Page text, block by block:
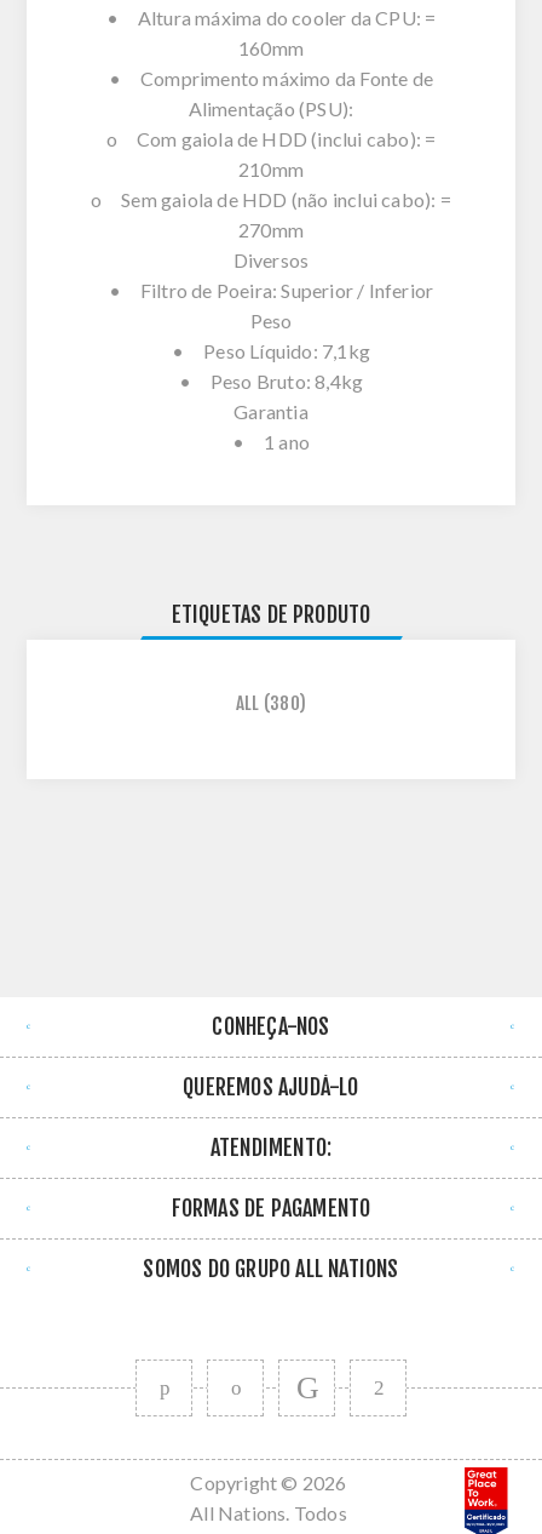
• Altura máxima do cooler da CPU: =
160mm
• Comprimento máximo da Fonte de
Alimentação (PSU):
o Com gaiola de HDD (inclui cabo): =
210mm
o Sem gaiola de HDD (não inclui cabo): =
270mm
Diversos
• Filtro de Poeira: Superior / Inferior
Peso
• Peso Líquido: 7,1kg
• Peso Bruto: 8,4kg
Garantia
• 1 ano
ETIQUETAS DE PRODUTO
ALL (380)
CONHEÇA-NOS
QUEREMOS AJUDÁ-LO
ATENDIMENTO:
FORMAS DE PAGAMENTO
SOMOS DO GRUPO ALL NATIONS
Copyright © 2026
All Nations. Todos